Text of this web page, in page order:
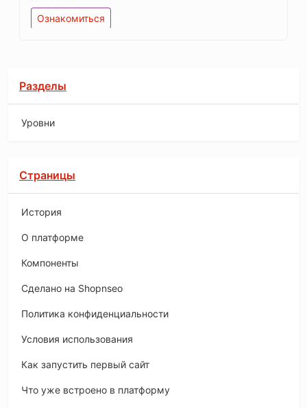
Ознакомиться
Разделы
Уровни
Страницы
История
O платформе
Компоненты
Сделано на Shopnseo
Политика конфиденциальности
Условия использования
Как запустить первый сайт
Что уже встроено в платформу